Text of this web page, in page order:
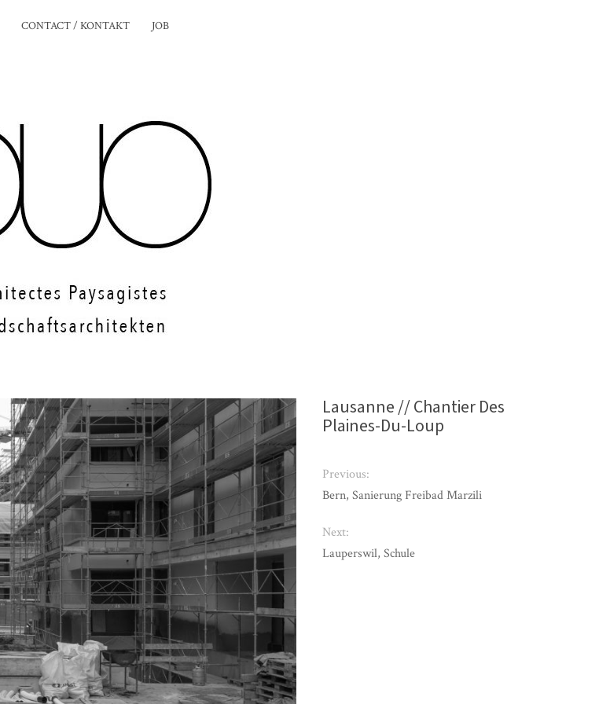
CONTACT / KONTAKT JOB
Lausanne // Chantier Des
Plaines-Du-Loup
Previous:
Bern, Sanierung Freibad Marzili
Next:
Lauperswil, Schule